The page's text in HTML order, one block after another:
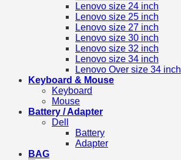
Lenovo size 24 inch
Lenovo size 25 inch
Lenovo size 27 inch
Lenovo size 30 inch
Lenovo size 32 inch
Lenovo size 34 inch
Lenovo Over size 34 inch
Keyboard & Mouse
Keyboard
Mouse
Battery / Adapter
Dell
Battery
Adapter
BAG